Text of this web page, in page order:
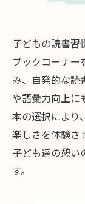
子どもの読書習
ブックコーナー
み、自発的な読
や語彙力向上に
本の選択により
楽しさを体験さ
子ども達の憩い
す。